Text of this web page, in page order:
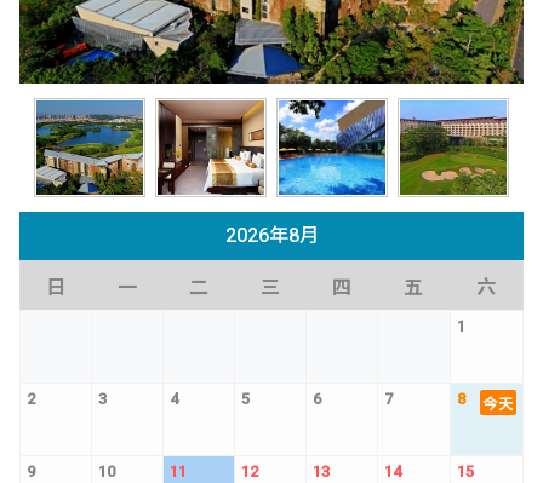
2026年8月
日 一 二 三 四 五 六
1
2 3 4 5 6 7 8 今天
9 10
11
12
13
14
15